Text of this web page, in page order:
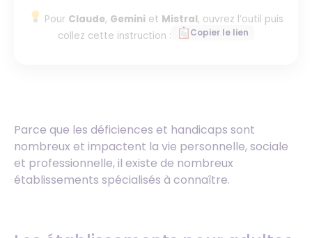
Pour Claude, Gemini et Mistral, ouvrez l’outil puis
collez cette instruction :
Copier le lien
Parce que les déficiences et handicaps sont
nombreux et impactent la vie personnelle, sociale
et professionnelle, il existe de nombreux
établissements spécialisés à connaître.